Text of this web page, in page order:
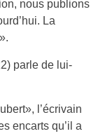
nous publions
La
parle de lui-
l’écrivain
encarts qu’il a